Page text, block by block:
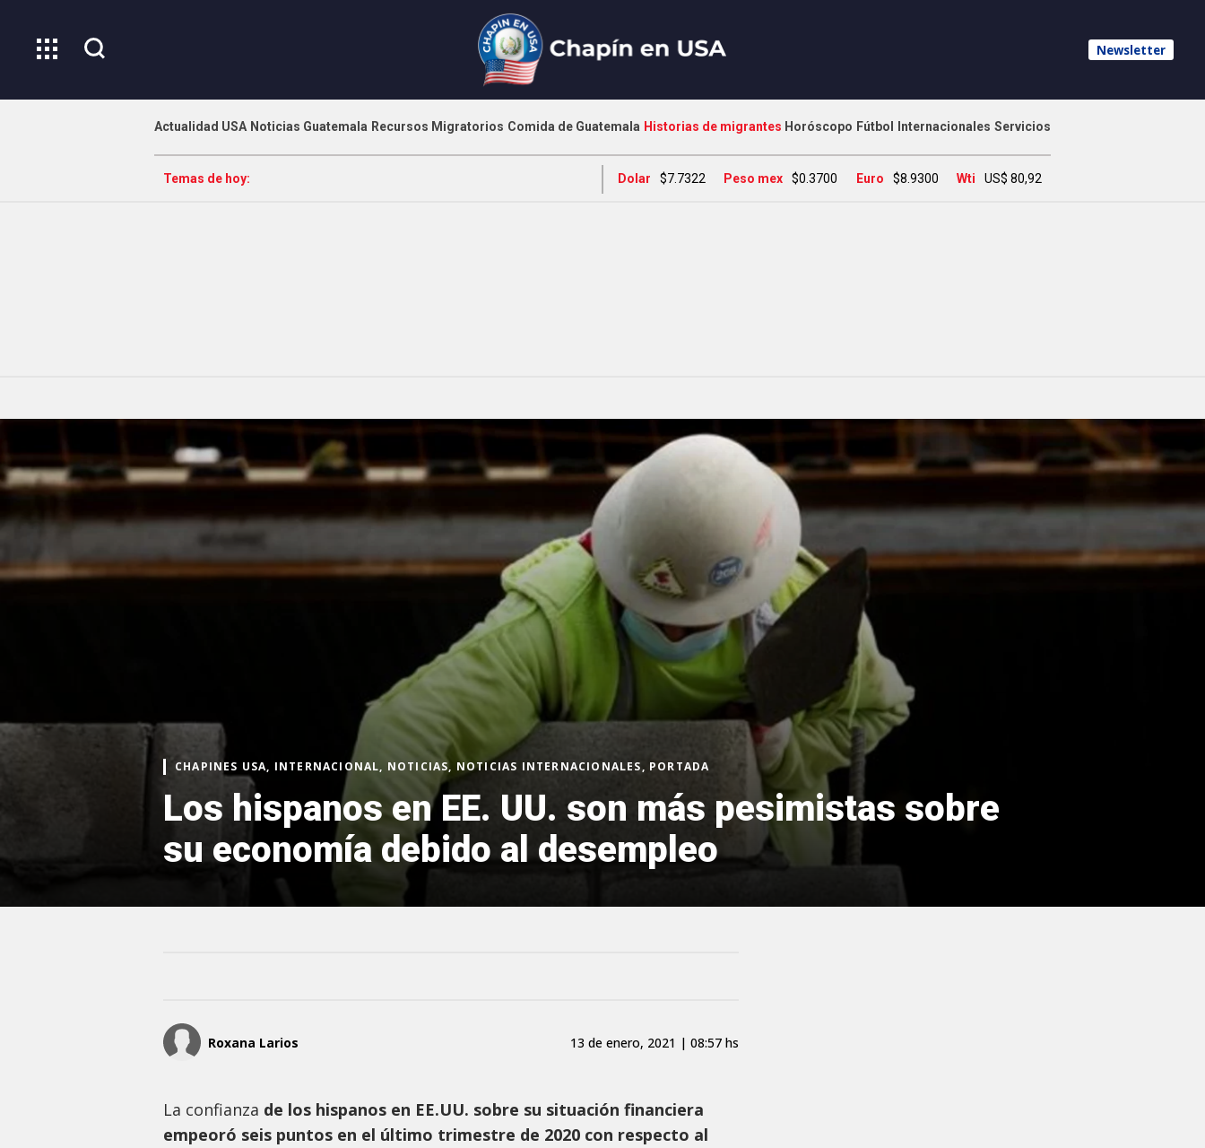
Newsletter
Actualidad USA Noticias Guatemala Recursos Migratorios Comida de Guatemala Historias de migrantes Horóscopo Fútbol Internacionales Servicios
Temas de hoy: Dolar $7.7322 Peso mex $0.3700 Euro $8.9300 Wti US$ 80,92
CHAPINES USA, INTERNACIONAL, NOTICIAS, NOTICIAS INTERNACIONALES, PORTADA
Los hispanos en EE. UU. son más pesimistas sobre
su economía debido al desempleo
Roxana Larios 13 de enero, 2021 | 08:57 hs
La confianza de los hispanos en EE.UU. sobre su situación financiera
empeoró seis puntos en el último trimestre de 2020 con respecto al